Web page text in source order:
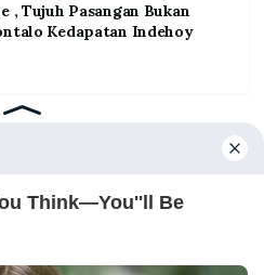
, Tujuh Pasangan Bukan
Kedapatan Indehoy
Redaksi Pedoman Media Siber